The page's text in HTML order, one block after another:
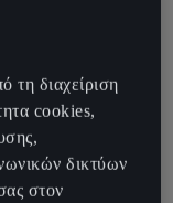
- settings – vehicle
Νοέμβριο του 2022
τη διαχείριση
cookies,
δικτύων
στον